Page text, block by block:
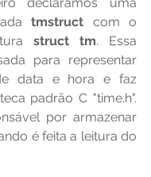
tmstruct com o
struct tm. Essa
para representar
data e hora e faz
padrão C "time.h".
por armazenar
é feita a leitura do